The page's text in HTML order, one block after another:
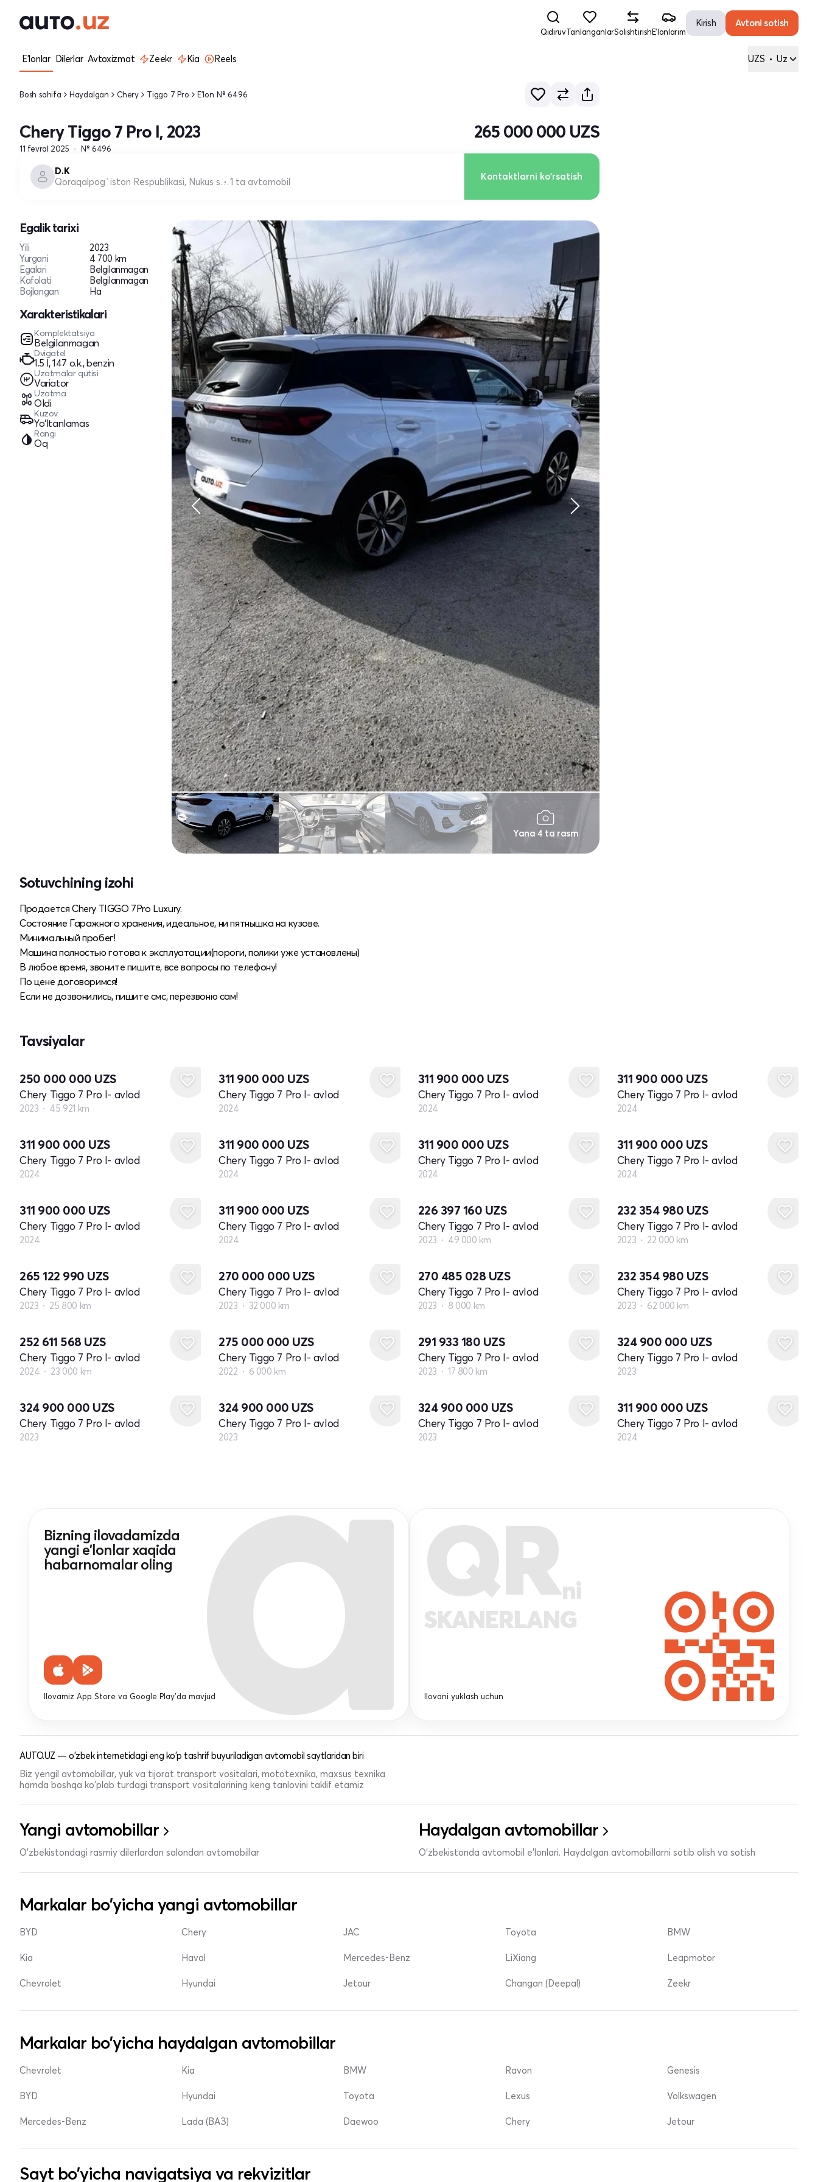
QidiruvTanlanganlarSolishtirishE'lonlarim
Kirish Avtoni sotish
E'lonlar Dilerlar Avtoxizmat Zeekr Kia Reels UZS • Uz
Bosh sahifa Haydalgan Chery Tiggo 7 Pro E'lon № 6496
Chery Tiggo 7 Pro I, 2023
11 fevral 2025 № 6496
265 000 000 UZS
D.К
Qoraqalpog`iston Respublikasi, Nukus shahri1 ta avtomobil Kontaktlarni ko'rsatish
Egalik tarixi
Yili
2023
Yurgani
4 700 km
Egalari
Belgilanmagan
Kafolati
Belgilanmagan
Bojlangan
Ha
Xarakteristikalari
Komplektatsiya
Belgilanmagan
Dvigatel
1.5 l, 147 o.k., benzin
Uzatmalar qutisi
Variator
Uzatma
Oldi
Kuzov
Yo‘ltanlamas
Rangi
Oq
Yana 4 ta rasm
Sotuvchining izohi
Продается Chery TIGGO 7Pro Luxury.
Состояние Гаражного хранения, идеальное, ни пятнышка на кузове.
Минимальный пробег!
Машина полностью готова к эксплуатации(пороги, полики уже установлены)
В любое время, звоните пишите, все вопросы по телефону!
По цене договоримся!
Если не дозвонились, пишите смс, перезвоню сам!
Tavsiyalar
250 000 000 UZS
Chery Tiggo 7 Pro I- avlod
2023 45 921 km
311 900 000 UZS
Chery Tiggo 7 Pro I- avlod
2024
311 900 000 UZS
Chery Tiggo 7 Pro I- avlod
2024
311 900 000 UZS
Chery Tiggo 7 Pro I- avlod
2024
311 900 000 UZS
Chery Tiggo 7 Pro I- avlod
2024
311 900 000 UZS
Chery Tiggo 7 Pro I- avlod
2024
311 900 000 UZS
Chery Tiggo 7 Pro I- avlod
2024
311 900 000 UZS
Chery Tiggo 7 Pro I- avlod
2024
311 900 000 UZS
Chery Tiggo 7 Pro I- avlod
2024
311 900 000 UZS
Chery Tiggo 7 Pro I- avlod
2024
226 397 160 UZS
Chery Tiggo 7 Pro I- avlod
2023 49 000 km
232 354 980 UZS
Chery Tiggo 7 Pro I- avlod
2023 22 000 km
265 122 990 UZS
Chery Tiggo 7 Pro I- avlod
2023 25 800 km
270 000 000 UZS
Chery Tiggo 7 Pro I- avlod
2023 32 000 km
270 485 028 UZS
Chery Tiggo 7 Pro I- avlod
2023 8 000 km
232 354 980 UZS
Chery Tiggo 7 Pro I- avlod
2023 62 000 km
252 611 568 UZS
Chery Tiggo 7 Pro I- avlod
2024 23 000 km
275 000 000 UZS
Chery Tiggo 7 Pro I- avlod
2022 6 000 km
291 933 180 UZS
Chery Tiggo 7 Pro I- avlod
2023 17 800 km
324 900 000 UZS
Chery Tiggo 7 Pro I- avlod
2023
324 900 000 UZS
Chery Tiggo 7 Pro I- avlod
2023
324 900 000 UZS
Chery Tiggo 7 Pro I- avlod
2023
324 900 000 UZS
Chery Tiggo 7 Pro I- avlod
2023
311 900 000 UZS
Chery Tiggo 7 Pro I- avlod
2024
Bizning ilovadamizda
yangi e'lonlar xaqida
habarnomalar oling
Ilovamiz App Store va Google Play'da mavjud
QRni
SKANERLANG
Ilovani yuklash uchun
AUTO.UZ — o'zbek internetidagi eng ko'p tashrif buyuriladigan avtomobil saytlaridan biri
Biz yengil avtomobillar, yuk va tijorat transport vositalari, mototexnika, maxsus texnika
hamda boshqa ko'plab turdagi transport vositalarining keng tanlovini taklif etamiz
Yangi avtomobillar
O'zbekistondagi rasmiy dilerlardan salondan avtomobillar
Haydalgan avtomobillar
O'zbekistonda avtomobil e’lonlari. Haydalgan avtomobillarni sotib olish va sotish
Markalar bo'yicha yangi avtomobillar
BYD
Kia
Chevrolet
Chery
Haval
Hyundai
JAC
Mercedes-Benz
Jetour
Toyota
LiXiang
Changan (Deepal)
BMW
Leapmotor
Zeekr
Markalar bo'yicha haydalgan avtomobillar
Chevrolet
BYD
Mercedes-Benz
Kia
Hyundai
Lada (ВАЗ)
BMW
Toyota
Daewoo
Ravon
Lexus
Chery
Genesis
Volkswagen
Jetour
Sayt bo'yicha navigatsiya va rekvizitlar